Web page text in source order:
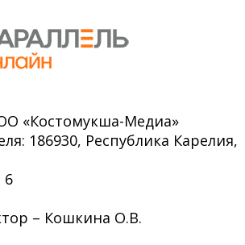
«Костомукша-Медиа»
186930, Республика Карелия,
6
– Кошкина О.В.